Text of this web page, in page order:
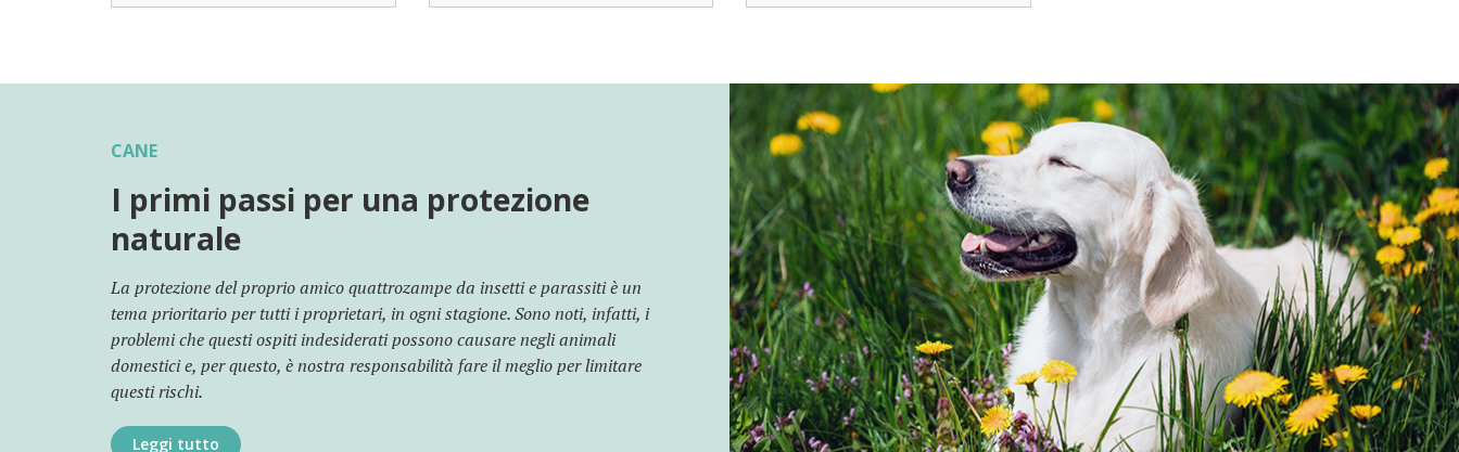
CANE
I primi passi per una protezione
naturale
La protezione del proprio amico quattrozampe da insetti e parassiti è un
tema prioritario per tutti i proprietari, in ogni stagione. Sono noti, infatti, i
problemi che questi ospiti indesiderati possono causare negli animali
domestici e, per questo, è nostra responsabilità fare il meglio per limitare
questi rischi.
Leggi tutto